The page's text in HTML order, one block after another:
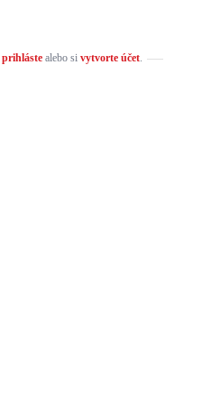
prihlástealebo si vytvorte účet.